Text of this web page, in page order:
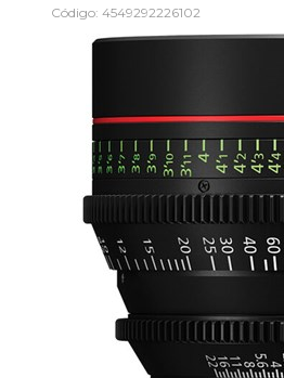
Código: 4549292226102